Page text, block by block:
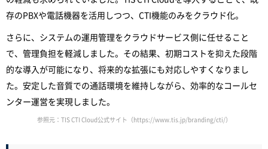
存のPBXや電話機器を活用しつつ、CTI機能のみをクラウド化。
さらに、システムの運用管理をクラウドサービス側に任せること
で、管理負担を軽減しました。その結果、初期コストを抑えた段階
的な導入が可能になり、将来的な拡張にも対応しやすくなりまし
た。安定した音質での通話環境を維持しながら、効率的なコールセ
ンター運営を実現しました。
参照元：TIS CTI Cloud公式サイト（https://www.tis.jp/branding/cti/）